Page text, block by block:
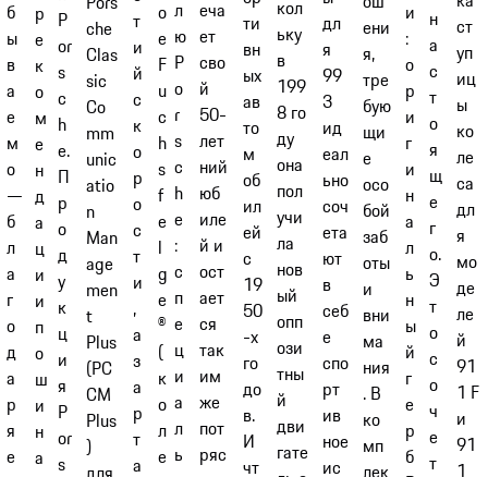
б
ы
в
а
е
м
о
—
б
л
а
г
о
д
а
р
я
е
р
е
к
о
м
е
н
д
а
ц
и
и
п
о
ш
и
н
а
P
or
s
c
h
e.
П
р
о
д
у
к
ц
и
я
P
or
s
che
Clas
sic
Co
mm
unic
atio
n
Man
age
men
t
Plus
(PC
CM
Plus
)
т
и
й
с
к
о
р
о
с
т
и
,
а
з
а
р
т
а
о
е
F
u
c
h
s
f
e
l
g
e
®
(
к
о
л
е
л
ю
P
o
r
s
c
h
e
:
с
п
е
ц
и
а
л
ь
еча
ет
сво
й
50-
лет
ний
юб
иле
й и
ост
ает
ся
так
им
же
пот
ряс
ти
вн
ых
ав
то
м
об
ил
ей
с
19
50
-х
го
до
в.
И
чт
кол
ьку
в
199
8 го
ду
она
пол
учи
ла
нов
ый
опп
ози
тны
й
дви
гате
дл
я
99
3
ид
еал
ьно
соч
ета
ют
в
себ
е
спо
рт
ив
ное
ис
ени
я,
тре
бую
щи
е
осо
бой
заб
оты
и
вни
ма
ния
. В
ко
мп
лек
и
:
о
р
и
г
и
н
а
л
ь
н
ы
й
г
е
р
б
н
а
с
т
о
я
щ
е
г
о.
Э
т
о
с
о
ч
е
т
ст
уп
иц
ы
ко
ле
са
дл
я
мо
де
ле
й
91
1 F
и
91
1